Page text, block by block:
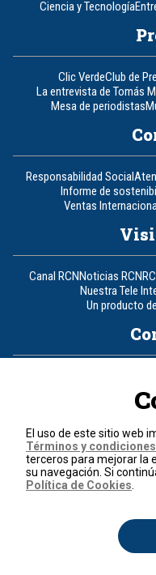
Ciencia y Tecnología
Clic VerdeClub de
La entrevista de Tomás
Mesa de periodistas
Responsabilidad Social
Informe de
Ventas
Canal RCNNoticias RCN
Nuestra Tele
Un producto
©
Todos los
El uso de este sitio web
Términos y condiciones
terceros para mejorar la
su navegación. Si
Política de Cookies